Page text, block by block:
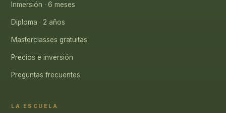
Inmersión · 6 meses
Diploma · 2 años
Masterclasses gratuitas
Precios e inversión
Preguntas frecuentes
LA ESCUELA